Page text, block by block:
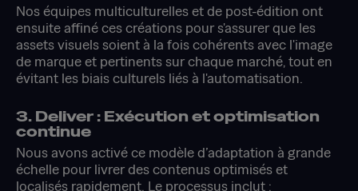
Nos équipes multiculturelles et de post-édition ont
ensuite affiné ces créations pour s'assurer que les
assets visuels soient à la fois cohérents avec l'image
de marque et pertinents sur chaque marché, tout en
évitant les biais culturels liés à l'automatisation.​
3. Deliver : Exécution et optimisation
continue
Nous avons activé ce modèle d’adaptation à grande
échelle pour livrer des contenus optimisés et
localisés rapidement. Le processus inclut :